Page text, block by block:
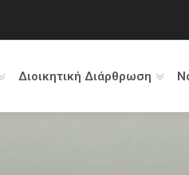
Διοικητική Διάρθρωση